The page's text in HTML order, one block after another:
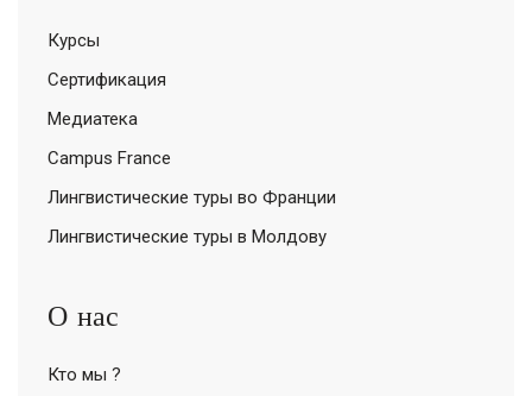
Курсы
Сертификация
Медиатека
Campus France
Лингвистические туры во Франции
Лингвистические туры в Молдову
О нас
Кто мы ?